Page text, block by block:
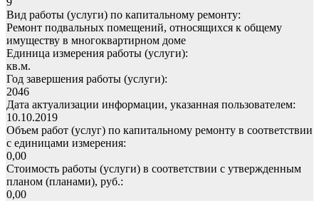
Вид работы (услуги) по капитальному ремонту:
Ремонт подвальных помещений, относящихся к общему
имуществу в многоквартирном доме
Единица измерения работы (услуги):
кв.м.
Год завершения работы (услуги):
2046
Дата актуализации информации, указанная пользователем:
10.10.2019
Объем работ (услуг) по капитальному ремонту в соответствии
с единицами измерения:
0,00
Стоимость работы (услуги) в соответствии с утвержденным
планом (планами), руб.:
0,00